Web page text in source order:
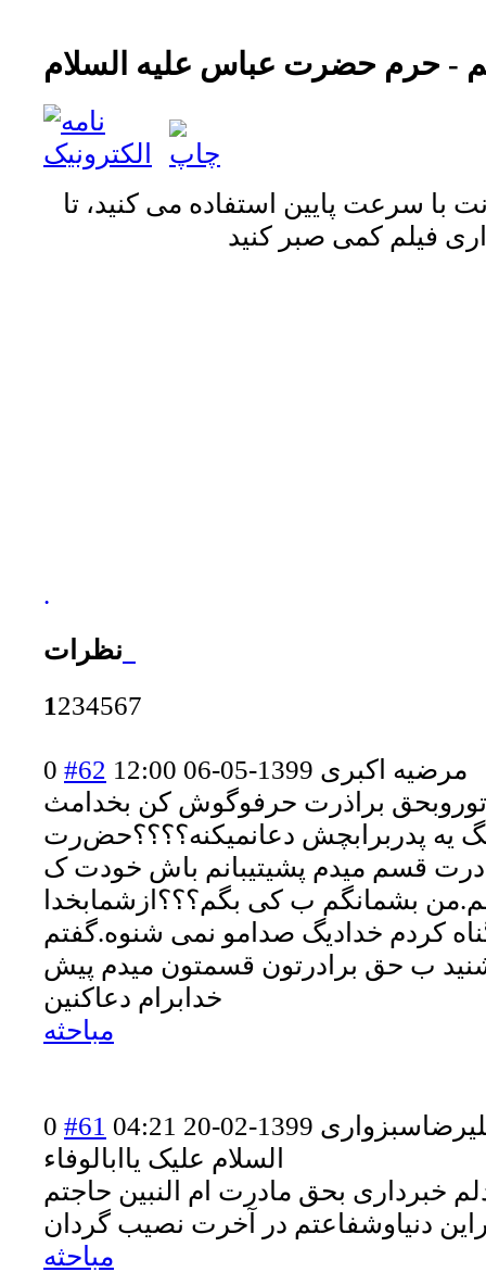
- حرم حضرت عباس علیه السلام
با سرعت پایین استفاده می کنید، تا
.
نظرات
1234567
0 #62 مرضیه اکبری 1399-05-06 12:00
براذرت حرفوگوش کن بخدامث
یه پدربرابچش دعانمیکنه؟؟؟؟حضرت
قسم میدم پشیتیبانم باش خودت ک
بشمانگم ب کی بگم؟؟؟ازشمابخدا
کردم خدادیگ صدامو نمی شنوه.گفتم
ب حق برادرتون قسمتون میدم پیش
خدابرام دعاکنین
مباحثه
0 #61
1399-02-20 04:21
السلام علیک یاابالوفاء
خبرداری بحق مادرت ام النبین حاجتم
دنیاوشفاعتم در آخرت نصیب گردان
مباحثه